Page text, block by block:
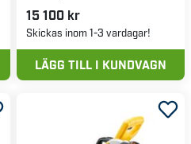
15 100 kr
Skickas inom 1-3 vardagar!
LÄGG TILL I KUNDVAGN